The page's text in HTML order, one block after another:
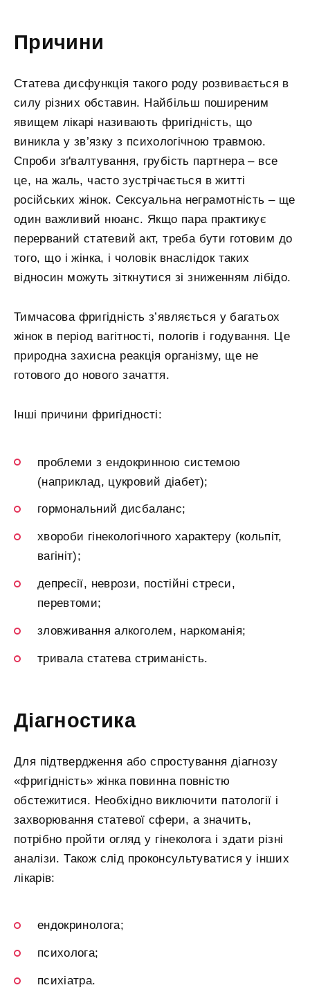
Причини
Статева дисфункція такого роду розвивається в
силу різних обставин. Найбільш поширеним
явищем лікарі називають фригідність, що
виникла у зв’язку з психологічною травмою.
Спроби зґвалтування, грубість партнера – все
це, на жаль, часто зустрічається в житті
російських жінок. Сексуальна неграмотність – ще
один важливий нюанс. Якщо пара практикує
перерваний статевий акт, треба бути готовим до
того, що і жінка, і чоловік внаслідок таких
відносин можуть зіткнутися зі зниженням лібідо.
Тимчасова фригідність з’являється у багатьох
жінок в період вагітності, пологів і годування. Це
природна захисна реакція організму, ще не
готового до нового зачаття.
Інші причини фригідності:
проблеми з ендокринною системою
(наприклад, цукровий діабет);
гормональний дисбаланс;
хвороби гінекологічного характеру (кольпіт,
вагініт);
депресії, неврози, постійні стреси,
перевтоми;
зловживання алкоголем, наркоманія;
тривала статева стриманість.
Діагностика
Для підтвердження або спростування діагнозу
«фригідність» жінка повинна повністю
обстежитися. Необхідно виключити патології і
захворювання статевої сфери, а значить,
потрібно пройти огляд у гінеколога і здати різні
аналізи. Також слід проконсультуватися у інших
лікарів:
ендокринолога;
психолога;
психіатра.